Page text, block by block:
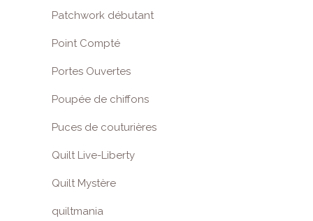
Patchwork débutant
Point Compté
Portes Ouvertes
Poupée de chiffons
Puces de couturières
Quilt Live-Liberty
Quilt Mystère
quiltmania